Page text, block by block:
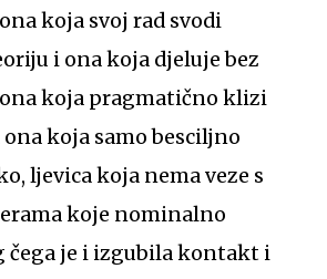
koja svoj rad svodi
i ona koja djeluje bez
koja pragmatično klizi
koja samo besciljno
ljevica koja nema veze s
koje nominalno
čega je i izgubila kontakt i